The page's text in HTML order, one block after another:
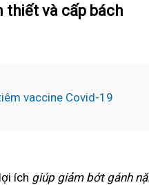
thiết và cấp bách
vaccine Covid-19
ích giúp giảm bớt gánh